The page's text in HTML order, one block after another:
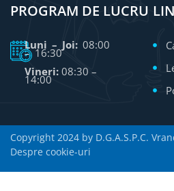
PROGRAM DE LUCRU
Luni – Joi: 08:00
– 16:30
Vineri: 08:30 –
14:00
Copyright 2024 by D.G.A.S.P.C.
Despre cookie-uri